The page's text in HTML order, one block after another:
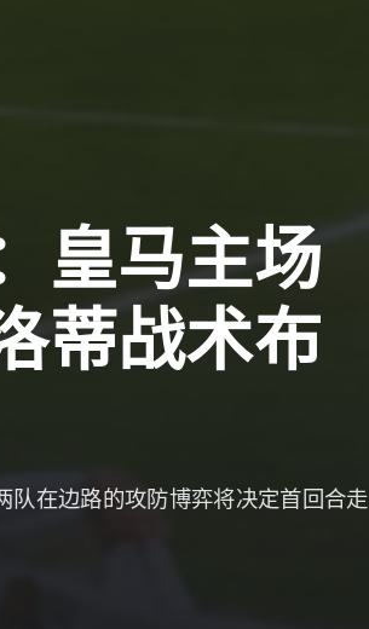
皇马主场
蒂战术布
队在边路的攻防博弈将决定首回合走